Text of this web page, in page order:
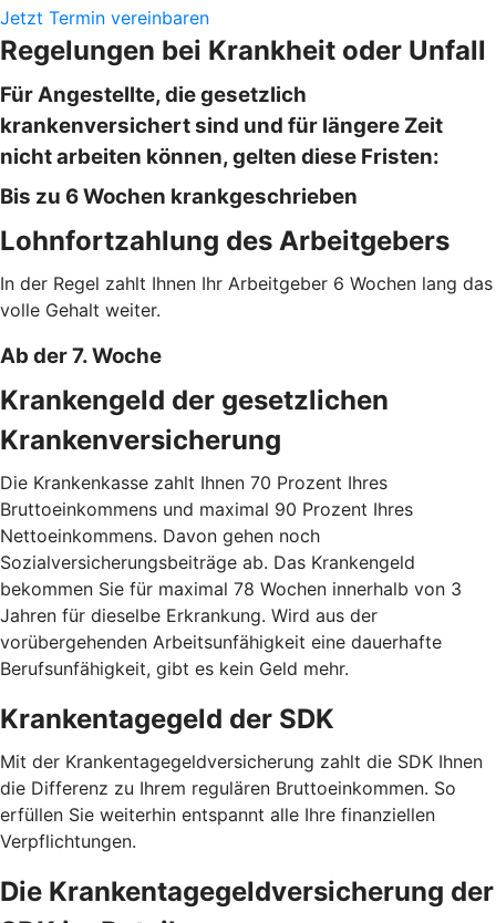
Jetzt Termin vereinbaren
Regelungen bei Krankheit oder Unfall
Für Angestellte, die gesetzlich
krankenversichert sind und für längere Zeit
nicht arbeiten können, gelten diese Fristen:
Bis zu 6 Wochen krankgeschrieben
Lohnfortzahlung des Arbeitgebers
In der Regel zahlt Ihnen Ihr Arbeitgeber 6 Wochen lang das
volle Gehalt weiter.
Ab der 7. Woche
Krankengeld der gesetzlichen
Krankenversicherung
Die Krankenkasse zahlt Ihnen 70 Prozent Ihres
Bruttoeinkommens und maximal 90 Prozent Ihres
Nettoeinkommens. Davon gehen noch
Sozialversicherungsbeiträge ab. Das Krankengeld
bekommen Sie für maximal 78 Wochen innerhalb von 3
Jahren für dieselbe Erkrankung. Wird aus der
vorübergehenden Arbeitsunfähigkeit eine dauerhafte
Berufsunfähigkeit, gibt es kein Geld mehr.
Krankentagegeld der SDK
Mit der Krankentagegeldversicherung zahlt die SDK Ihnen
die Differenz zu Ihrem regulären Bruttoeinkommen. So
erfüllen Sie weiterhin entspannt alle Ihre finanziellen
Verpflichtungen.
Die Krankentagegeldversicherung der